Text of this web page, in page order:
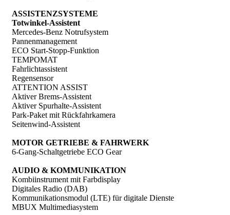
ASSISTENZSYSTEME
Totwinkel-Assistent
Mercedes-Benz Notrufsystem
Pannenmanagement
ECO Start-Stopp-Funktion
TEMPOMAT
Fahrlichtassistent
Regensensor
ATTENTION ASSIST
Aktiver Brems-Assistent
Aktiver Spurhalte-Assistent
Park-Paket mit Rückfahrkamera
Seitenwind-Assistent
MOTOR GETRIEBE & FAHRWERK
6-Gang-Schaltgetriebe ECO Gear
AUDIO & KOMMUNIKATION
Kombiinstrument mit Farbdisplay
Digitales Radio (DAB)
Kommunikationsmodul (LTE) für digitale Dienste
MBUX Multimediasystem